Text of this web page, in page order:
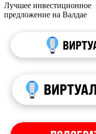
Лучшее инвестиционное
предложение на Валдае